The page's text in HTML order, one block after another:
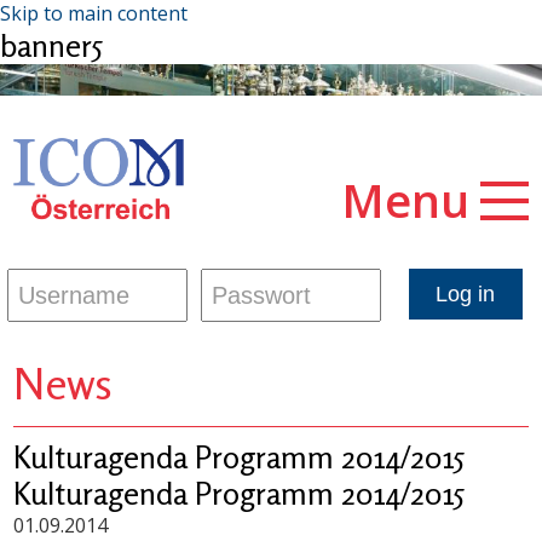
Skip to main content
banner5
Menu
News
Kulturagenda Programm 2014/2015
Kulturagenda Programm 2014/2015
01.09.2014